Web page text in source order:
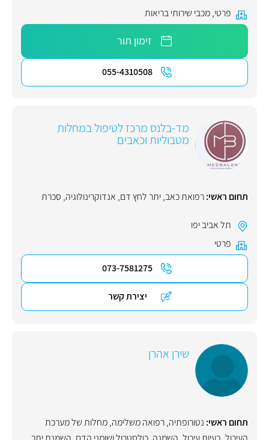
פרטי,מכבי שירותי בריאות
זימון תור
055-4310508
מד-בלנס מרכז לטיפול במחלות
מטבוליות וכאבים
תחום ראשי:רפואת כאב,יתר לחץ דם, אנדוקרינולוגיה, סכרת
תל אביב יפו
פרטי
073-7581275
יצירת קשר
שירן אהרן
תחום ראשי: נטורופתיה,רפואה משלימה,מחלות של מערכת